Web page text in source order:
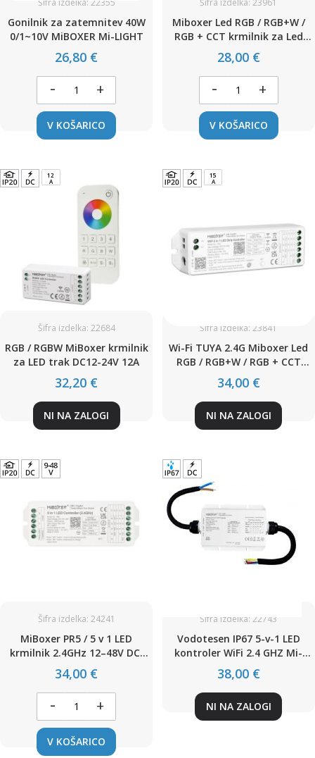
Gonilnik za zatemnitev 40W
0/1~10V MiBOXER Mi-LIGHT
26,80 €
- +
V KOŠARICO
Miboxer Led RGB / RGB+W /
RGB + CCT krmilnik za Led
trak 12-48V 30A
28,00 €
- +
V KOŠARICO
12
A
Šifra izdelka: 22684
RGB / RGBW MiBoxer krmilnik
za LED trak DC12-24V 12A
32,20 €
NI NA ZALOGI
15
A
Šifra izdelka: 23841
Wi-Fi TUYA 2.4G Miboxer Led
RGB / RGB+W / RGB + CCT
krmilnik za Led trak 12-48V
15A
34,00 €
NI NA ZALOGI
Šifra izdelka: 24241
MiBoxer PR5 / 5 v 1 LED
krmilnik 2.4GHz 12–48V DC,
20A, WiFi Ready – za
enobarvne, CCT, RGB, RGBW
in RGB+CCT LED trakove
34,00 €
- +
V KOŠARICO
Šifra izdelka: 22743
Vodotesen IP67 5-v-1 LED
kontroler WiFi 2.4 GHZ Mi-
Light MIBOXER
38,00 €
NI NA ZALOGI